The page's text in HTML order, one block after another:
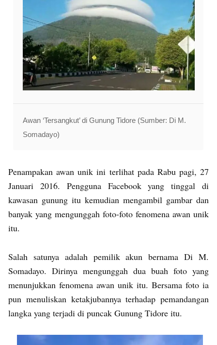
Awan ‘Tersangkut’ di Gunung Tidore (Sumber: Di M.
Somadayo)
Penampakan awan unik ini terlihat pada Rabu pagi, 27
Januari 2016. Pengguna Facebook yang tinggal di
kawasan gunung itu kemudian mengambil gambar dan
banyak yang mengunggah foto-foto fenomena awan unik
itu.
Salah satunya adalah pemilik akun bernama Di M.
Somadayo. Dirinya mengunggah dua buah foto yang
menunjukkan fenomena awan unik itu. Bersama foto ia
pun menuliskan ketakjubannya terhadap pemandangan
langka yang terjadi di puncak Gunung Tidore itu.